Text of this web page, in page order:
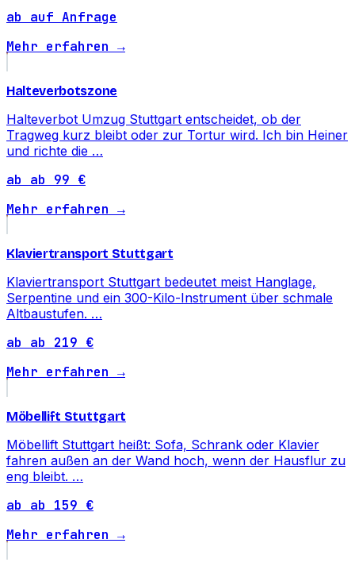
ab auf Anfrage
Mehr erfahren →
Halteverbotszone
Halteverbot Umzug Stuttgart entscheidet, ob der
Tragweg kurz bleibt oder zur Tortur wird. Ich bin Heiner
und richte die …
ab ab 99 €
Mehr erfahren →
Klaviertransport Stuttgart
Klaviertransport Stuttgart bedeutet meist Hanglage,
Serpentine und ein 300-Kilo-Instrument über schmale
Altbaustufen. …
ab ab 219 €
Mehr erfahren →
Möbellift Stuttgart
Möbellift Stuttgart heißt: Sofa, Schrank oder Klavier
fahren außen an der Wand hoch, wenn der Hausflur zu
eng bleibt. …
ab ab 159 €
Mehr erfahren →